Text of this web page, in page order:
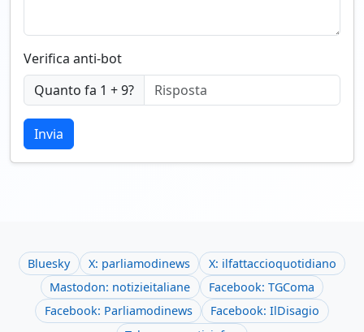
Verifica anti-bot
Quanto fa 1 + 9?
Invia
Bluesky X: parliamodinews
X: ilfattaccioquotidiano
Mastodon: notizieitaliane
Facebook: TGComa
Facebook: Parliamodinews
Facebook: IlDisagio